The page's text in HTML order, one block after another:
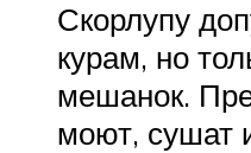
Скорлупу
курам, но
мешанок.
моют, сушат